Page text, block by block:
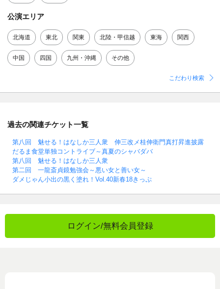
公演エリア
北海道 東北 関東 北陸・甲信越 東海 関西
中国 四国 九州・沖縄 その他
こだわり検索
過去の関連チケット一覧
第八回 魅せる！はなしか三人衆 伸三改メ桂伸衛門真打昇進披露
だるま食堂単独コントライブ～真夏のシャバダバ
第八回 魅せる！はなしか三人衆
第二回 一龍斎貞鏡勉強会～悪い女と善い女～
ダメじゃん小出の黒く塗れ！Vol.40新春18きっぷ
ログイン/無料会員登録